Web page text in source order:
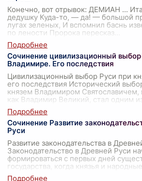
Конечно, вот отрывок: ДЕМИАН ...
дедушку Куда-то, — да! — большой
лугах зеленых, И вспомнил баснь
по лености Пророка пересказ
Сочинение цивилизационный
Владимире. Его последствия
Цивилизационный выбор Руси при
его последствия Исторический
князем Владимиром Святославичем,
как Владимир Великий, стал одним
Сочинение Развитие
Руси
Развитие законодательства в
Законодательство в Древней Руси
формироваться с первых дней
государства, когда князья и
решать...